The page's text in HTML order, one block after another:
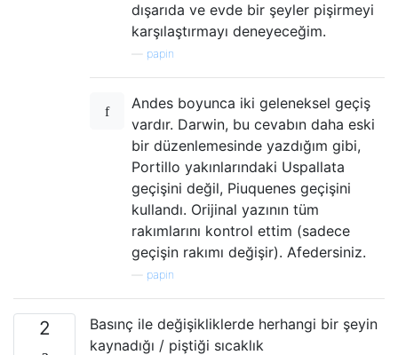
dışarıda ve evde bir şeyler pişirmeyi
karşılaştırmayı deneyeceğim.
papin
Andes boyunca iki geleneksel geçiş
vardır. Darwin, bu cevabın daha eski
bir düzenlemesinde yazdığım gibi,
Portillo yakınlarındaki Uspallata
geçişini değil, Piuquenes geçişini
kullandı. Orijinal yazının tüm
rakımlarını kontrol ettim (sadece
geçişin rakımı değişir). Afedersiniz.
papin
2
Basınç ile değişikliklerde herhangi bir şeyin
kaynadığı / piştiği sıcaklık